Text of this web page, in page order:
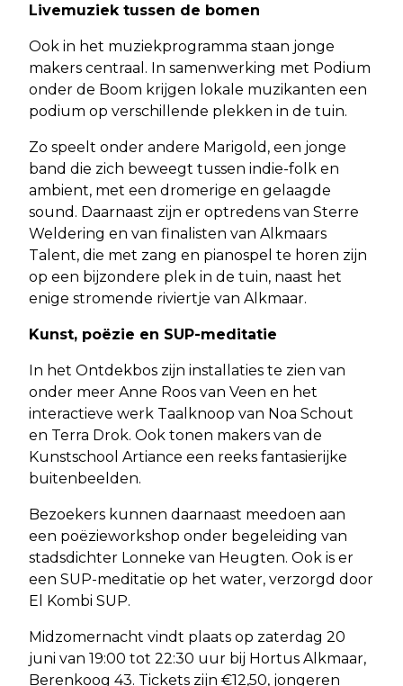
Livemuziek tussen de bomen
Ook in het muziekprogramma staan jonge
makers centraal. In samenwerking met Podium
onder de Boom krijgen lokale muzikanten een
podium op verschillende plekken in de tuin.
Zo speelt onder andere Marigold, een jonge
band die zich beweegt tussen indie-folk en
ambient, met een dromerige en gelaagde
sound. Daarnaast zijn er optredens van Sterre
Weldering en van finalisten van Alkmaars
Talent, die met zang en pianospel te horen zijn
op een bijzondere plek in de tuin, naast het
enige stromende riviertje van Alkmaar.
Kunst, poëzie en SUP-meditatie
In het Ontdekbos zijn installaties te zien van
onder meer Anne Roos van Veen en het
interactieve werk Taalknoop van Noa Schout
en Terra Drok. Ook tonen makers van de
Kunstschool Artiance een reeks fantasierijke
buitenbeelden.
Bezoekers kunnen daarnaast meedoen aan
een poëzieworkshop onder begeleiding van
stadsdichter Lonneke van Heugten. Ook is er
een SUP-meditatie op het water, verzorgd door
El Kombi SUP.
Midzomernacht vindt plaats op zaterdag 20
juni van 19:00 tot 22:30 uur bij Hortus Alkmaar,
Berenkoog 43. Tickets zijn €12,50, jongeren